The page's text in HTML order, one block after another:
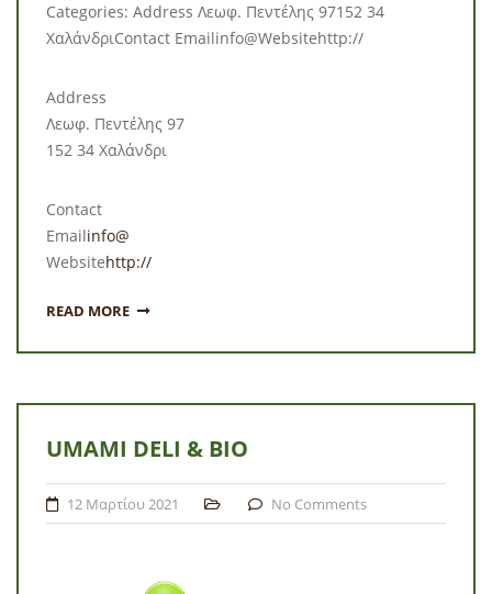
Categories: Address Λεωφ. Πεντέλης 97152 34
ΧαλάνδριContact Emailinfo@Websitehttp://
Address
Λεωφ. Πεντέλης 97
152 34 Χαλάνδρι
Contact
Emailinfo@
Websitehttp://
READ MORE
UMAMI DELI & BIO
12 Μαρτίου 2021 No Comments